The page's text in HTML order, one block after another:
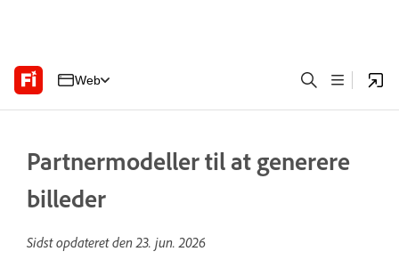
Web
Partnermodeller til at generere
billeder
Sidst opdateret den23. jun. 2026